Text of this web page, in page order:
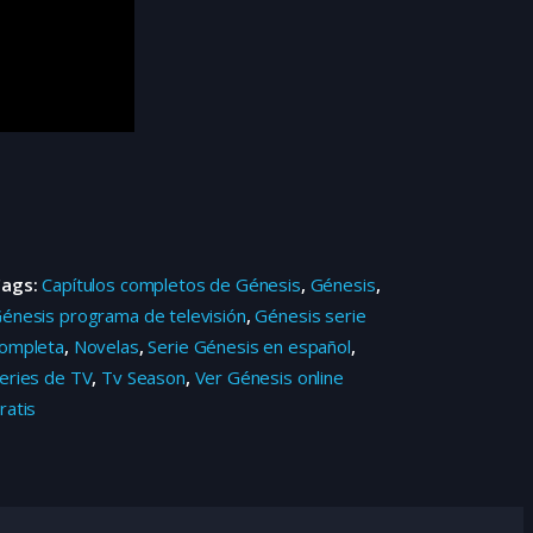
Capítulos completos de Génesis, Génesis,
programa de televisión,Génesis serie
, Novelas,Serie Génesis en español,
de TV, Tv Season, Ver Génesis online